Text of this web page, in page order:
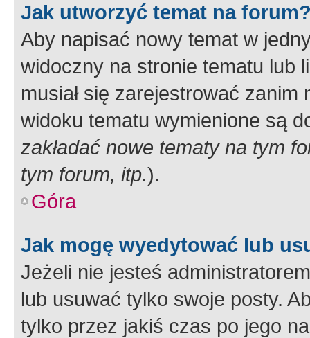
Jak utworzyć temat na
Aby napisać nowy temat w
widoczny na stronie tematu lub
musiał się zarejestrować
widoku tematu wymienione są
zakładać nowe tematy na tym
tym forum, itp.).
Góra
Jak mogę wyedytować lub
Jeżeli nie jesteś
lub usuwać tylko swoje posty.
tylko przez jakiś czas po jego